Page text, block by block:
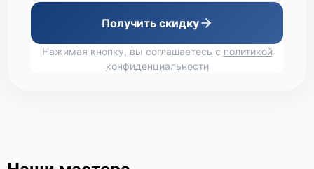
Получить скидку
Нажимая кнопку, вы соглашаетесь с политикой
конфиденциальности